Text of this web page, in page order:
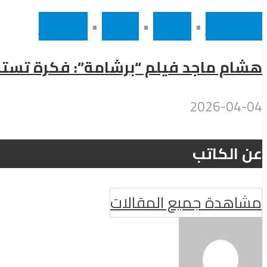
•
•
•
هشام ماجد فيلم “برشامة”: فكرة
2026-04-04
عن الكاتب
مشاهدة جميع المقالات